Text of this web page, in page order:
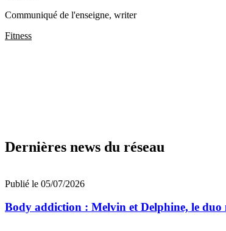
Communiqué de l'enseigne, writer
Fitness
Dernières news du réseau
Publié le 05/07/2026
Body addiction : Melvin et Delphine, le